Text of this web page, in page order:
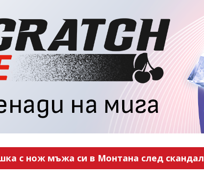
с нож мъжа си в Монтана след скандал